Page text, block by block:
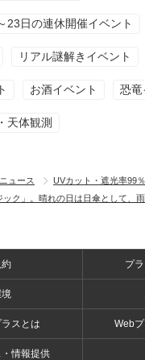
23日の連休開催イベント
リアル謎解きイベント
お酒イベント 恐竜
天体観測
ニュース
UVカット・遮光率99
ク」。晴れの日は日傘として、雨
プ
スとは Web
情報提供